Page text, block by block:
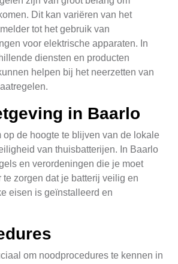
Dit kan variëren van het
tot het gebruik van
voor elektrische apparaten. In
diensten en producten
helpen bij het neerzetten van
in Baarlo
op de hoogte te blijven van de lokale
van thuisbatterijen. In Baarlo
en verordeningen die je moet
te zorgen dat je batterij veilig en
eisen is geïnstalleerd en
om noodprocedures te kennen in